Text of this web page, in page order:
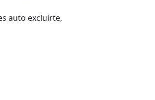
auto excluirte,